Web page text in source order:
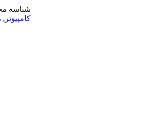
شناسه
کامپیوتر ,